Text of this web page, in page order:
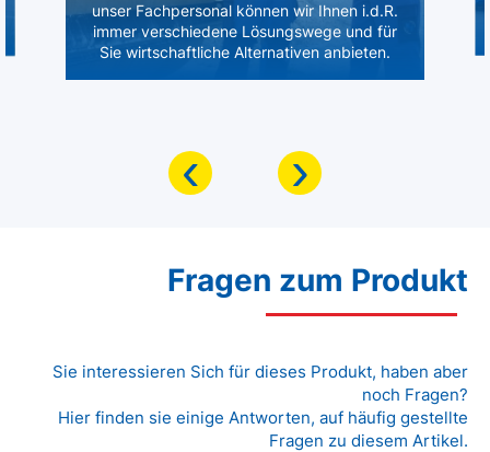
unser Fachpersonal können wir Ihnen i.d.R.
immer verschiedene Lösungswege und für
Sie wirtschaftliche Alternativen anbieten.
‹ ›
Fragen zum Produkt
Sie interessieren Sich für dieses Produkt, haben aber
noch Fragen?
Hier finden sie einige Antworten, auf häufig gestellte
Fragen zu diesem Artikel.